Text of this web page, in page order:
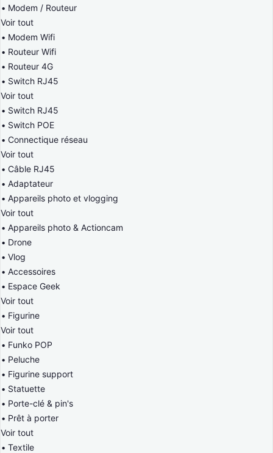
Modem / Routeur
Voir tout
Modem Wifi
Routeur Wifi
Routeur 4G
Switch RJ45
Voir tout
Switch RJ45
Switch POE
Connectique réseau
Voir tout
Câble RJ45
Adaptateur
Appareils photo et vlogging
Voir tout
Appareils photo & Actioncam
Drone
Vlog
Accessoires
Espace Geek
Voir tout
Figurine
Voir tout
Funko POP
Peluche
Figurine support
Statuette
Porte-clé & pin's
Prêt à porter
Voir tout
Textile